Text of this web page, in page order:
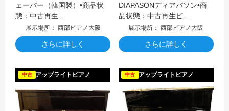
ェーバー（韓国製）•商品状
態：中古再生…
展示場所： 西部ピアノ大阪
さらに詳しく
DIAPASONディアパソン•商
品状態：中古再生ピ…
展示場所： 西部ピアノ大阪
さらに詳しく
アップライトピアノ
中古 アップライトピアノ
中古